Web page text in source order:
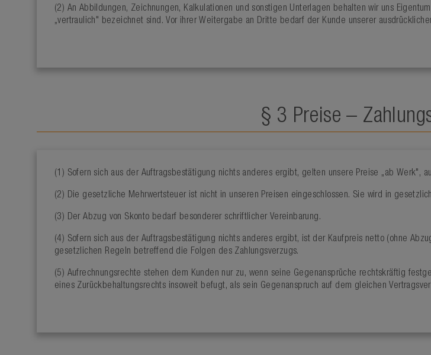
(2) An Abbildungen, Zeichnungen, Kalkulationen und sonstigen Unterlagen behalten wir uns
„vertraulich" bezeichnet sind. Vor ihrer Weitergabe an Dritte bedarf der Kunde unserer
§ 3 Preise –
(1) Sofern sich aus der Auftragsbestätigung nichts anderes ergibt, gelten unsere Preise „ab Werk",
(2) Die gesetzliche Mehrwertsteuer ist nicht in unseren Preisen eingeschlossen. Sie wird in
(3) Der Abzug von Skonto bedarf besonderer schriftlicher Vereinbarung.
(4) Sofern sich aus der Auftragsbestätigung nichts anderes ergibt, ist der Kaufpreis netto (ohne
gesetzlichen Regeln betreffend die Folgen des Zahlungsverzugs.
(5) Aufrechnungsrechte stehen dem Kunden nur zu, wenn seine Gegenansprüche rechtskräftig
eines Zurückbehaltungsrechts insoweit befugt, als sein Gegenanspruch auf dem gleichen